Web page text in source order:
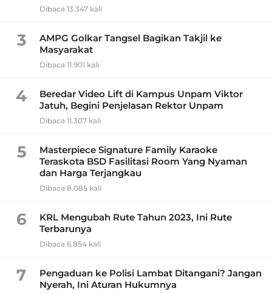
Dibaca 13.347 kali
3
AMPG Golkar Tangsel Bagikan Takjil ke
Masyarakat
Dibaca 11.901 kali
4
Beredar Video Lift di Kampus Unpam Viktor
Jatuh, Begini Penjelasan Rektor Unpam
Dibaca 11.307 kali
5
Masterpiece Signature Family Karaoke
Teraskota BSD Fasilitasi Room Yang Nyaman
dan Harga Terjangkau
Dibaca 8.085 kali
6
KRL Mengubah Rute Tahun 2023, Ini Rute
Terbarunya
Dibaca 6.854 kali
7
Pengaduan ke Polisi Lambat Ditangani? Jangan
Nyerah, Ini Aturan Hukumnya